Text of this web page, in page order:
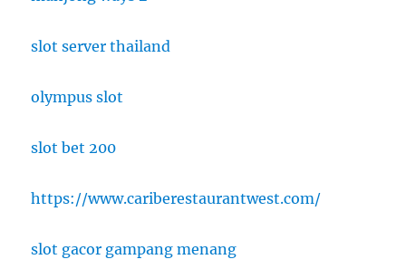
slot server thailand
olympus slot
slot bet 200
https://www.cariberestaurantwest.com/
slot gacor gampang menang